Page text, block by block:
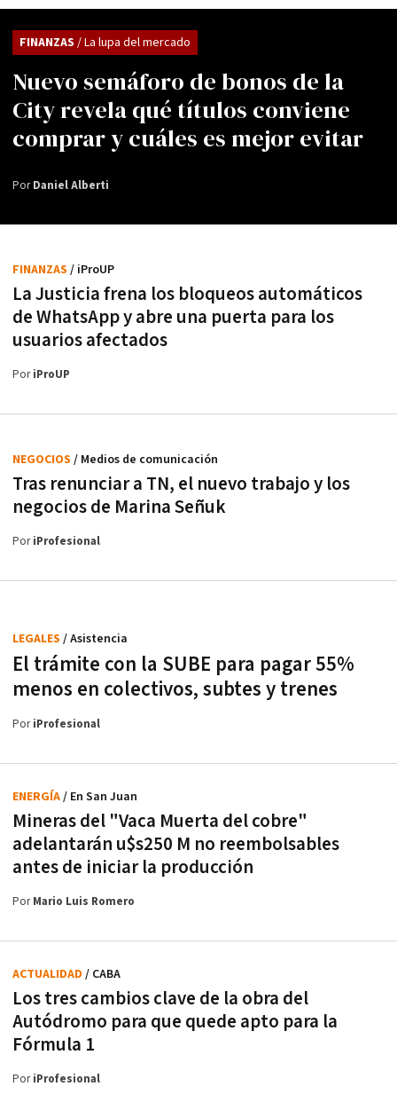
Nuevo semáforo de bonos de la
City revela qué títulos conviene
comprar y cuáles es mejor evitar
FINANZAS / La lupa del mercado
PorDaniel Alberti
La Justicia frena los bloqueos automáticos
de WhatsApp y abre una puerta para los
usuarios afectados
FINANZAS / iProUP
PoriProUP
Tras renunciar a TN, el nuevo trabajo y los
negocios de Marina Señuk
NEGOCIOS / Medios de comunicación
PoriProfesional
El trámite con la SUBE para pagar 55%
menos en colectivos, subtes y trenes
LEGALES / Asistencia
PoriProfesional
Mineras del "Vaca Muerta del cobre"
adelantarán u$s250 M no reembolsables
antes de iniciar la producción
ENERGÍA/ En San Juan
PorMario Luis Romero
Los tres cambios clave de la obra del
Autódromo para que quede apto para la
Fórmula 1
ACTUALIDAD / CABA
PoriProfesional